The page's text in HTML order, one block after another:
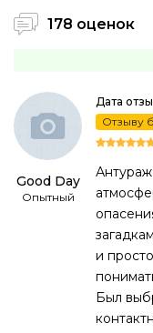
178 оценок
Good Day
Опытный
Дата
Отзыву
и
Был